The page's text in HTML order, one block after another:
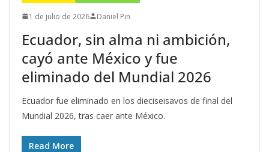
1 de julio de 2026 Daniel Pin
Ecuador, sin alma ni ambición,
cayó ante México y fue
eliminado del Mundial 2026
Ecuador fue eliminado en los dieciseisavos de final del
Mundial 2026, tras caer ante México.
Read More